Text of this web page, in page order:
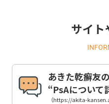
サイト
あきた乾癬友
“PsAについて
（https://akita-